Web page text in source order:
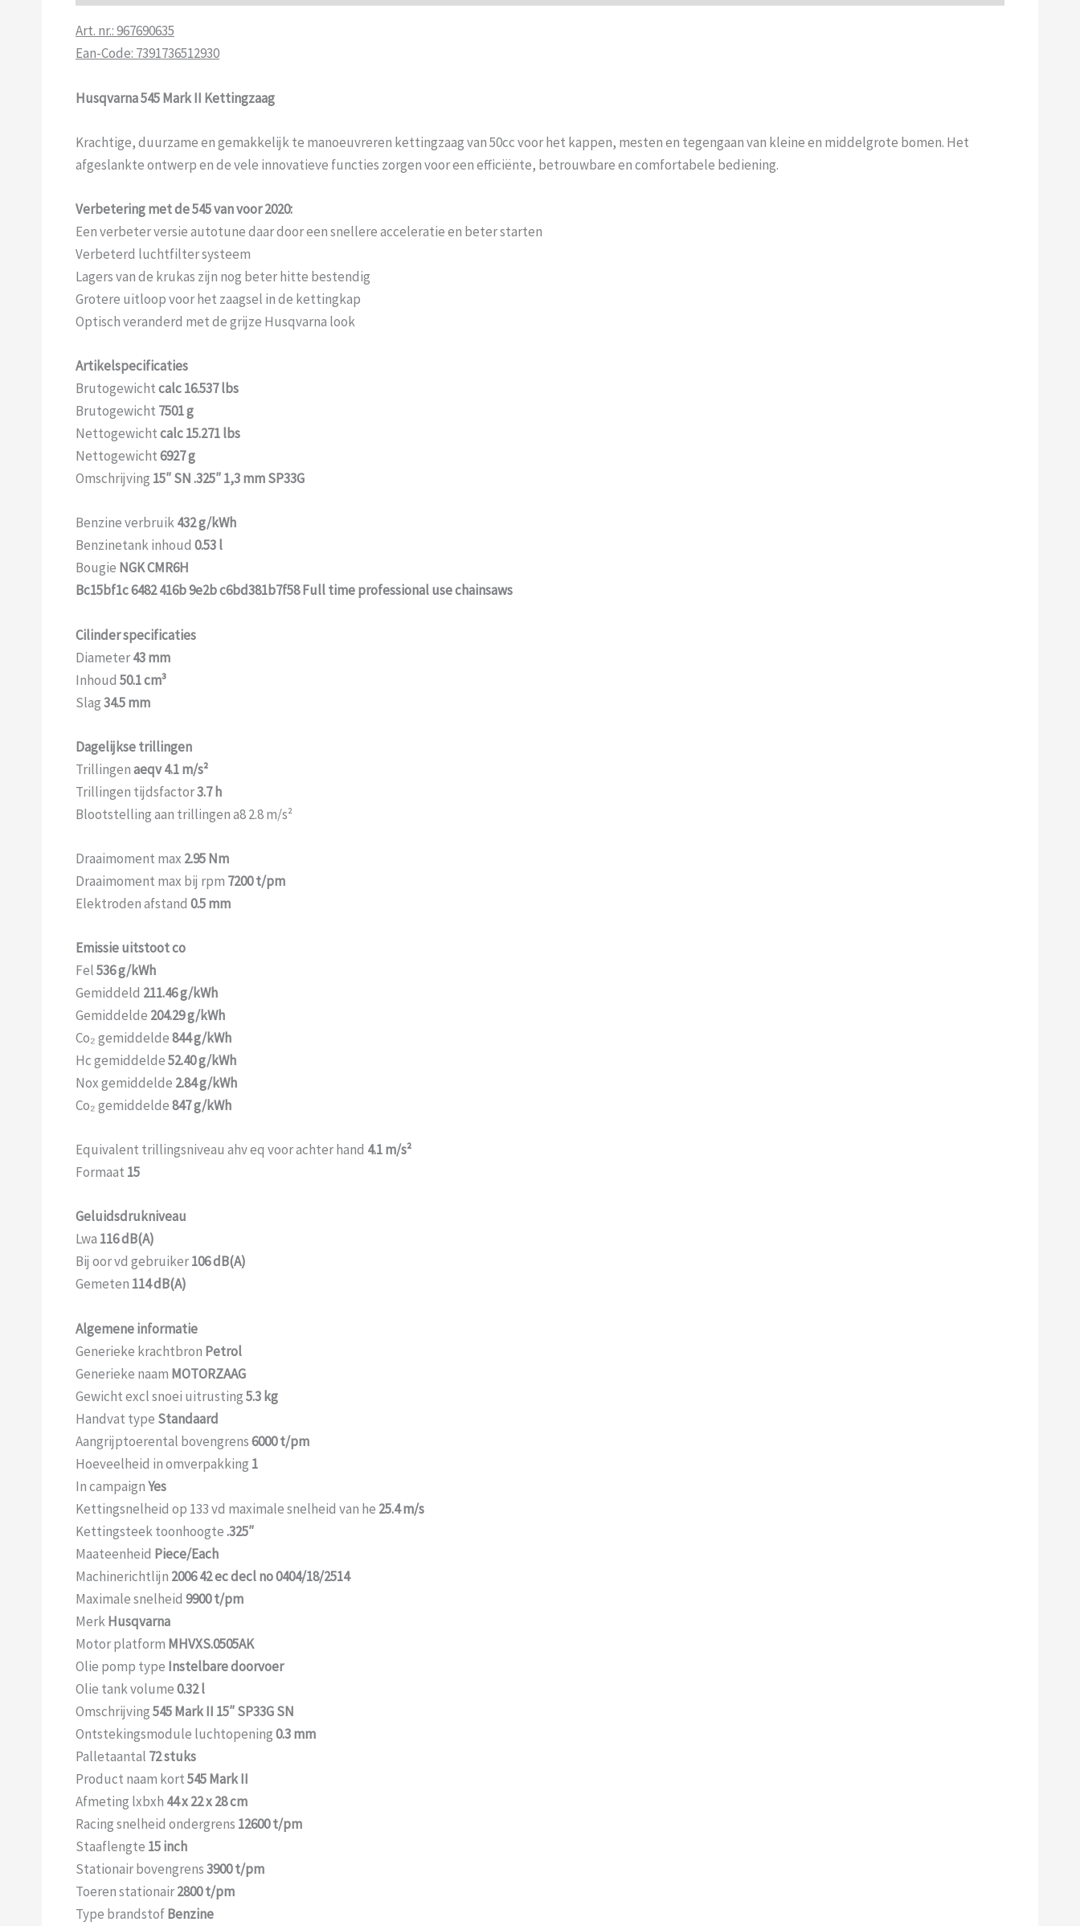
Art. nr.: 967690635
Ean-Code: 7391736512930
Husqvarna 545 Mark II Kettingzaag
Krachtige, duurzame en gemakkelijk te manoeuvreren kettingzaag van 50cc voor het kappen, mesten en tegengaan van kleine en middelgrote bomen. Het
afgeslankte ontwerp en de vele innovatieve functies zorgen voor een efficiënte, betrouwbare en comfortabele bediening.
Verbetering met de 545 van voor 2020:
Een verbeter versie autotune daar door een snellere acceleratie en beter starten
Verbeterd luchtfilter systeem
Lagers van de krukas zijn nog beter hitte bestendig
Grotere uitloop voor het zaagsel in de kettingkap
Optisch veranderd met de grijze Husqvarna look
Artikelspecificaties
Brutogewichtcalc 16.537 lbs
Brutogewicht 7501 g
Nettogewichtcalc 15.271 lbs
Nettogewicht6927 g
Omschrijving 15″ SN .325″ 1,3 mm SP33G
Benzine verbruik432 g/kWh
Benzinetank inhoud 0.53 l
Bougie NGK CMR6H
Bc15bf1c 6482 416b 9e2b c6bd381b7f58 Full time professional use chainsaws
Cilinder specificaties
Diameter43 mm
Inhoud 50.1 cm³
Slag34.5 mm
Dagelijkse trillingen
Trillingenaeqv 4.1 m/s²
Trillingen tijdsfactor3.7 h
Blootstelling aan trillingen a8 2.8 m/s²
Draaimoment max 2.95 Nm
Draaimoment max bij rpm 7200 t/pm
Elektroden afstand 0.5 mm
Emissie uitstoot co
Fel536 g/kWh
Gemiddeld 211.46 g/kWh
Gemiddelde 204.29 g/kWh
Co₂ gemiddelde844 g/kWh
Hc gemiddelde52.40 g/kWh
Nox gemiddelde 2.84 g/kWh
Co₂ gemiddelde847 g/kWh
Equivalent trillingsniveau ahv eq voor achter hand 4.1 m/s²
Formaat 15
Geluidsdrukniveau
Lwa 116 dB(A)
Bij oor vd gebruiker106 dB(A)
Gemeten 114 dB(A)
Algemene informatie
Generieke krachtbron Petrol
Generieke naam MOTORZAAG
Gewicht excl snoei uitrusting5.3 kg
Handvat type Standaard
Aangrijptoerental bovengrens6000 t/pm
Hoeveelheid in omverpakking 1
In campaignYes
Kettingsnelheid op 133 vd maximale snelheid van he 25.4 m/s
Kettingsteek toonhoogte.325″
Maateenheid Piece/Each
Machinerichtlijn 2006 42 ec decl no 0404/18/2514
Maximale snelheid 9900 t/pm
MerkHusqvarna
Motor platform MHVXS.0505AK
Olie pomp type Instelbare doorvoer
Olie tank volume0.32 l
Omschrijving545 Mark II 15″ SP33G SN
Ontstekingsmodule luchtopening0.3mm
Palletaantal 72 stuks
Product naam kort545 Mark II
Afmeting lxbxh 44 x 22 x 28 cm
Racing snelheid ondergrens 12600 t/pm
Staaflengte 15 inch
Stationair bovengrens3900 t/pm
Toeren stationair2800 t/pm
Type brandstofBenzine